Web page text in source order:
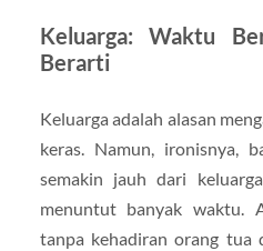
Keluarga: Waktu
Berarti
Keluarga adalah alasan
keras. Namun, ironisnya,
semakin jauh dari
menuntut banyak waktu.
tanpa kehadiran orang tua